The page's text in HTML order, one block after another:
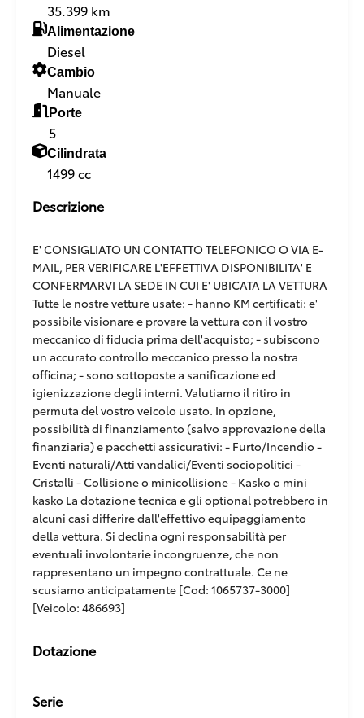
35.399 km
Alimentazione
Diesel
Cambio
Manuale
Porte
5
Cilindrata
1499 cc
Descrizione
E' CONSIGLIATO UN CONTATTO TELEFONICO O VIA E-
MAIL, PER VERIFICARE L'EFFETTIVA DISPONIBILITA' E
CONFERMARVI LA SEDE IN CUI E' UBICATA LA VETTURA
Tutte le nostre vetture usate: - hanno KM certificati: e'
possibile visionare e provare la vettura con il vostro
meccanico di fiducia prima dell'acquisto; - subiscono
un accurato controllo meccanico presso la nostra
officina; - sono sottoposte a sanificazione ed
igienizzazione degli interni. Valutiamo il ritiro in
permuta del vostro veicolo usato. In opzione,
possibilità di finanziamento (salvo approvazione della
finanziaria) e pacchetti assicurativi: - Furto/Incendio -
Eventi naturali/Atti vandalici/Eventi sociopolitici -
Cristalli - Collisione o minicollisione - Kasko o mini
kasko La dotazione tecnica e gli optional potrebbero in
alcuni casi differire dall'effettivo equipaggiamento
della vettura. Si declina ogni responsabilità per
eventuali involontarie incongruenze, che non
rappresentano un impegno contrattuale. Ce ne
scusiamo anticipatamente [Cod: 1065737-3000]
[Veicolo: 486693]
Dotazione
Serie